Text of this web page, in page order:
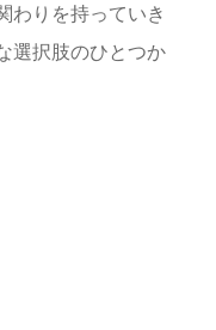
わりを持っていき
選択肢のひとつか